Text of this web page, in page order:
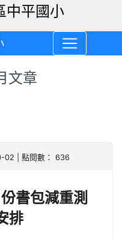
文章
02 | 點閱數： 636
書包減重測
排